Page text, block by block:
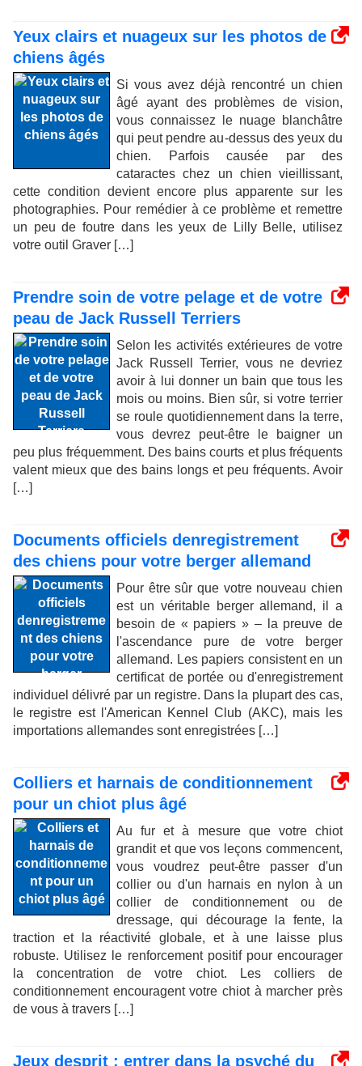
Yeux clairs et nuageux sur les photos de
chiens âgés
Si vous avez déjà rencontré un chien
âgé ayant des problèmes de vision,
vous connaissez le nuage blanchâtre
qui peut pendre au-dessus des yeux du
chien. Parfois causée par des
cataractes chez un chien vieillissant,
cette condition devient encore plus apparente sur les
photographies. Pour remédier à ce problème et remettre
un peu de foutre dans les yeux de Lilly Belle, utilisez
votre outil Graver […]
Prendre soin de votre pelage et de votre
peau de Jack Russell Terriers
Selon les activités extérieures de votre
Jack Russell Terrier, vous ne devriez
avoir à lui donner un bain que tous les
mois ou moins. Bien sûr, si votre terrier
se roule quotidiennement dans la terre,
vous devrez peut-être le baigner un
peu plus fréquemment. Des bains courts et plus fréquents
valent mieux que des bains longs et peu fréquents. Avoir
[…]
Documents officiels denregistrement
des chiens pour votre berger allemand
Pour être sûr que votre nouveau chien
est un véritable berger allemand, il a
besoin de « papiers » – la preuve de
l'ascendance pure de votre berger
allemand. Les papiers consistent en un
certificat de portée ou d'enregistrement
individuel délivré par un registre. Dans la plupart des cas,
le registre est l'American Kennel Club (AKC), mais les
importations allemandes sont enregistrées […]
Colliers et harnais de conditionnement
pour un chiot plus âgé
Au fur et à mesure que votre chiot
grandit et que vos leçons commencent,
vous voudrez peut-être passer d'un
collier ou d'un harnais en nylon à un
collier de conditionnement ou de
dressage, qui décourage la fente, la
traction et la réactivité globale, et à une laisse plus
robuste. Utilisez le renforcement positif pour encourager
la concentration de votre chiot. Les colliers de
conditionnement encouragent votre chiot à marcher près
de vous à travers […]
Jeux desprit : entrer dans la psyché du